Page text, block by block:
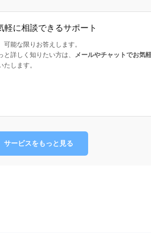
軽に相談できるサポート
能な限りお答えします。
詳しく知りたい方は、 メールやチャットでお気
します。
サービスをもっと見る